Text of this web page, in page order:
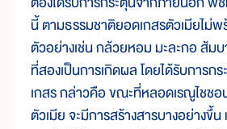
นี้ ตามธรรมชาติยอดเกสรตัวเมียไม่
ตัวอย่างเช่น กล้วยหอม มะละกอ ส้ม
ที่สองเป็นการเกิดผล โดยได้รับการก
เกสร กล่าวคือ ขณะที่หลอดเรณูไชชอ
ตัวเมีย จะมีการสร้างสารบางอย่างขึ้น